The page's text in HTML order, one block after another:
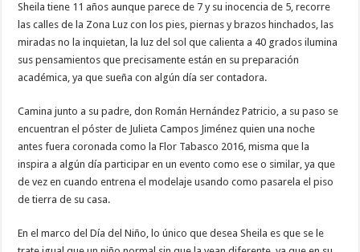
Sheila tiene 11 años aunque parece de 7 y su inocencia de 5, recorre
las calles de la Zona Luz con los pies, piernas y brazos hinchados, las
miradas no la inquietan, la luz del sol que calienta a 40 grados ilumina
sus pensamientos que precisamente están en su preparación
académica, ya que sueña con algún día ser contadora.
Camina junto a su padre, don Román Hernández Patricio, a su paso se
encuentran el póster de Julieta Campos Jiménez quien una noche
antes fuera coronada como la Flor Tabasco 2016, misma que la
inspira a algún día participar en un evento como ese o similar, ya que
de vez en cuando entrena el modelaje usando como pasarela el piso
de tierra de su casa.
En el marco del Día del Niño, lo único que desea Sheila es que se le